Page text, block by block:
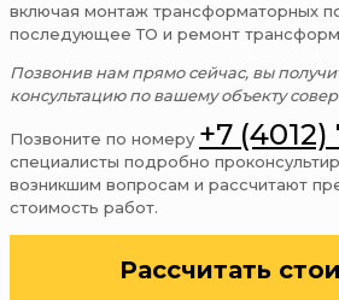
включая монтаж трансформаторных
последующее ТО и ремонт
Позвонив нам прямо сейчас, вы
консультацию по вашему объекту
Позвоните по номеру +7
специалисты подробно
возникшим вопросам и рассчитают
стоимость работ.
Рассчитать